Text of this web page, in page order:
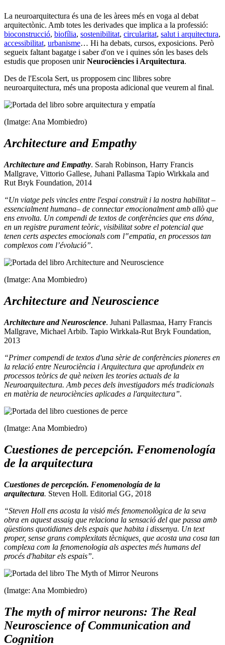
La neuroarquitectura és una de les àrees més en voga al debat
arquitectònic. Amb totes les derivades que implica a la professió:
bioconstrucció, biofília, sostenibilitat, circularitat, salut i arquitectura,
accessibilitat, urbanisme… Hi ha debats, cursos, exposicions. Però
segueix faltant bagatge i saber d'on ve i quines són les bases dels
estudis que proposen unirNeurociències i Arquitectura.
Des de l'Escola Sert, us propposem cinc llibres sobre
neuroarquitectura, més una proposta adicional que veurem al final.
(Imatge: Ana Mombiedro)
Architecture and Empathy
Architecture and Empathy. Sarah Robinson, Harry Francis
Mallgrave, Vittorio Gallese, Juhani Pallasma Tapio Wirkkala and
Rut Bryk Foundation, 2014
“Un viatge pels vincles entre l'espai construït i la nostra habilitat –
essencialment humana– de connectar emocionalment amb allò que
ens envolta. Un compendi de textos de conferències que ens dóna,
en un registre purament teòric, visibilitat sobre el potencial que
tenen certs aspectes emocionals com l‟empatia, en processos tan
complexos com l’évolució”.
(Imatge: Ana Mombiedro)
Architecture and Neuroscience
Architecture and Neuroscience. Juhani Pallasmaa, Harry Francis
Mallgrave, Michael Arbib. Tapio Wirkkala-Rut Bryk Foundation,
2013
“Primer compendi de textos d'una sèrie de conferències pioneres en
la relació entre Neurociència i Arquitectura que aprofundeix en
processos teòrics de què neixen les teories actuals de la
Neuroarquitectura. Amb peces dels investigadors més tradicionals
en matèria de neurociències aplicades a l'arquitectura”.
(Imatge: Ana Mombiedro)
Cuestiones de percepción. Fenomenología
de la arquitectura
Cuestiones de percepción. Fenomenología de la
arquitectura. Steven Holl. Editorial GG, 2018
“Steven Holl ens acosta la visió més fenomenològica de la seva
obra en aquest assaig que relaciona la sensació del que passa amb
qüestions quotidianes dels espais que habita i dissenya. Un text
proper, sense grans complexitats tècniques, que acosta una cosa tan
complexa com la fenomenologia als aspectes més humans del
procés d'habitar els espais”.
(Imatge: Ana Mombiedro)
The myth of mirror neurons: The Real
Neuroscience of Communication and
Cognition